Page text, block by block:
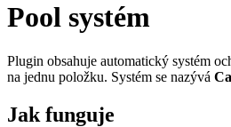
Pool systém
Plugin obsahuje automatický systém
na jednu položku. Systém se nazývá
Jak funguje